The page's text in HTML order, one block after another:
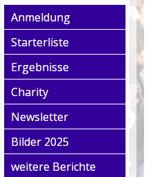
Anmeldung
Starterliste
Ergebnisse
Charity
Newsletter
Bilder 2025
weitere Berichte